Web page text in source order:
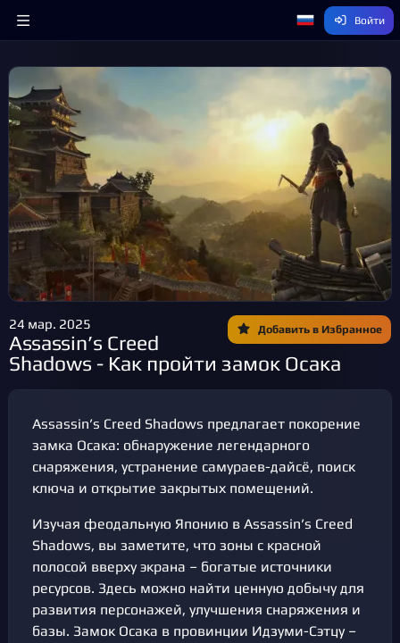
Войти
Добавить в Избранное
24 мар. 2025
Assassin’s Creed
Shadows - Как пройти замок Осака
Assassin’s Creed Shadows предлагает покорение
замка Осака: обнаружение легендарного
снаряжения, устранение самураев-дайсё, поиск
ключа и открытие закрытых помещений.
Изучая феодальную Японию в Assassin’s Creed
Shadows, вы заметите, что зоны с красной
полосой вверху экрана – богатые источники
ресурсов. Здесь можно найти ценную добычу для
развития персонажей, улучшения снаряжения и
базы. Замок Осака в провинции Идзуми-Сэтцу –